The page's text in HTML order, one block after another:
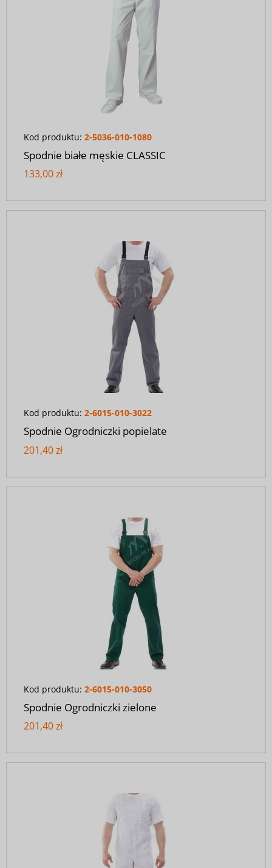
Kod produktu: 2-5036-010-1080
Spodnie białe męskie CLASSIC
133,00 zł
Kod produktu: 2-6015-010-3022
Spodnie Ogrodniczki popielate
201,40 zł
Kod produktu: 2-6015-010-3050
Spodnie Ogrodniczki zielone
201,40 zł